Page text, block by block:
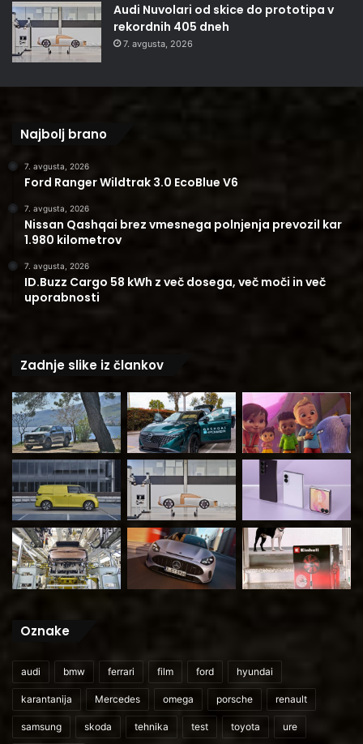
Audi Nuvolari od skice do prototipa v
rekordnih 405 dneh
7. avgusta, 2026
Najbolj brano
7. avgusta, 2026
Ford Ranger Wildtrak 3.0 EcoBlue V6
7. avgusta, 2026
Nissan Qashqai brez vmesnega polnjenja prevozil kar
1.980 kilometrov
7. avgusta, 2026
ID.Buzz Cargo 58 kWh z več dosega, več moči in več
uporabnosti
Zadnje slike iz člankov
Oznake
audi bmw ferrari film ford hyundai
karantanija Mercedes omega porsche renault
samsung skoda tehnika test toyota ure